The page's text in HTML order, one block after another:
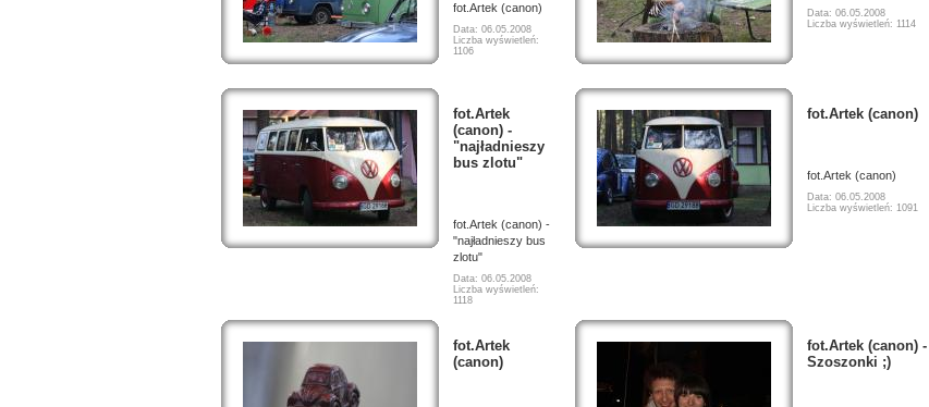
fot.Artek (canon)
Data: 06.05.2008
Liczba wyświetleń:
1106
Data: 06.05.2008
Liczba wyświetleń: 1114
fot.Artek
(canon) -
"najładnieszy
bus zlotu"
fot.Artek (canon) -
"najładnieszy bus
zlotu"
Data: 06.05.2008
Liczba wyświetleń:
1118
fot.Artek (canon)
fot.Artek (canon)
Data: 06.05.2008
Liczba wyświetleń: 1091
fot.Artek
(canon)
fot.Artek (canon) -
Szoszonki ;)